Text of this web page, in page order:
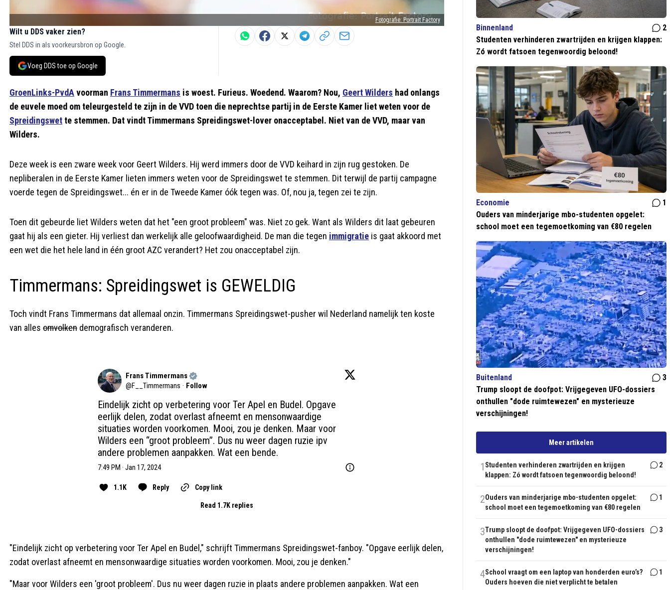
Fotografie: Portrait Factory
Wilt u DDS vaker zien?
Stel DDS in als voorkeursbron op Google.
Voeg DDS toe op Google
GroenLinks-PvdAvoorman Frans Timmermans is woest. Furieus. Woedend. Waarom? Nou, Geert Wilders had onlangs
de euvele moed om teleurgesteld te zijn in de VVD toen die neprechtse partij in de Eerste Kamer liet weten voor de
Spreidingswette stemmen. Dat vindt Timmermans Spreidingswet-lover onacceptabel. Niet van de VVD, maar van
Wilders.
Deze week is een zware week voor Geert Wilders. Hij werd immers door de VVD keihard in zijn rug gestoken. De
nepliberalen in de Eerste Kamer lieten immers weten voor de Spreidingswet te stemmen. Dit terwijl de partij campagne
voerde tegen de Spreidingswet... én er in de Tweede Kamer óók tegen was. Of, nou ja, tegen zei te zijn.
Toen dit gebeurde liet Wilders weten dat het "een groot probleem" was. Niet zo gek. Want als Wilders dit laat gebeuren
gaat hij als een gieter. Hij verliest dan werkelijk alle geloofwaardigheid. De man die tegen immigratie is gaat akkoord met
een wet die het hele land in één groot AZC verandert? Het zou onacceptabel zijn.
Timmermans: Spreidingswet is GEWELDIG
Toch vindt Frans Timmermans dat allemaal onzin. Timmermans Spreidingswet-pusher wil Nederland namelijk ten koste
van alles omvolken demografisch veranderen.
Frans Timmermans
@F__Timmermans · Follow
Eindelijk zicht op verbetering voor Ter Apel en Budel. Opgave
eerlijk delen, zodat overlast afneemt en mensonwaardige
situaties worden voorkomen. Mooi, zou je denken. Maar voor
Wilders een “groot probleem”. Dus nu weer dagen ruzie ipv
andere problemen aanpakken. Wat een bende.
7:49 PM · Jan 17, 2024
1.1K Reply Copy link
Read 1.7K replies
"Eindelijk zicht op verbetering voor Ter Apel en Budel," schrijft Timmermans Spreidingswet-fanboy. "Opgave eerlijk delen,
zodat overlast afneemt en mensonwaardige situaties worden voorkomen. Mooi, zou je denken."
"Maar voor Wilders een 'groot probleem'. Dus nu weer dagen ruzie in plaats andere problemen aanpakken. Wat een
Binnenland
2
Studenten verhinderen zwartrijden en krijgen klappen:
Zó wordt fatsoen tegenwoordig beloond!
Economie
1
Ouders van minderjarige mbo-studenten opgelet:
school moet een tegemoetkoming van €80 regelen
Buitenland
3
Trump sloopt de doofpot: Vrijgegeven UFO-dossiers
onthullen "dode ruimtewezen" en mysterieuze
verschijningen!
Meer artikelen
1 Studenten verhinderen zwartrijden en krijgen
klappen: Zó wordt fatsoen tegenwoordig beloond!
2
2Ouders van minderjarige mbo-studenten opgelet:
school moet een tegemoetkoming van €80 regelen
1
3Trump sloopt de doofpot: Vrijgegeven UFO-dossiers
onthullen "dode ruimtewezen" en mysterieuze
verschijningen!
3
4School vraagt om een laptop van honderden euro’s?
Ouders hoeven die niet verplicht te betalen
1